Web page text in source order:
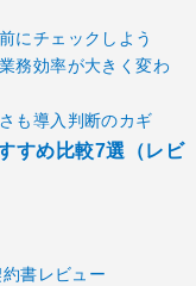
にチェックしよう
務効率が大きく変わ
も導入判断のカギ
すめ比較7選（レビ
書レビュー